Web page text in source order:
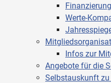
Werte-
Infos zur
Angebote für die
Selbstauskunft